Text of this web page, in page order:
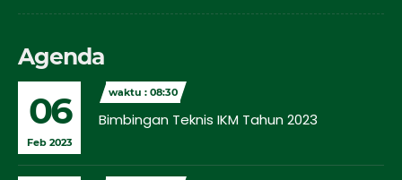
Agenda
06
Feb 2023
waktu : 08:30
Bimbingan Teknis IKM Tahun 2023